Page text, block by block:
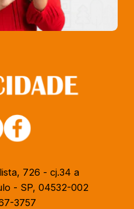
726 - cj.34 a
- SP, 04532-002
3757